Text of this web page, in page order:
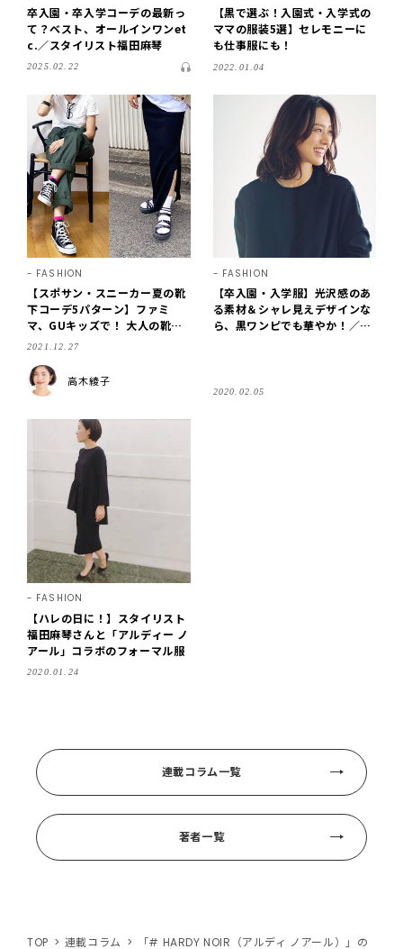
卒入園・卒入学コーデの最新っ
て？ベスト、オールインワンet
c.／スタイリスト福田麻琴
2025.02.22
【黒で選ぶ！入園式・入学式の
ママの服装5選】セレモニーに
も仕事服にも！
2022.01.04
FASHION
【スポサン・スニーカー夏の靴
下コーデ5パターン】ファミ
マ、GUキッズで！ 大人の靴下
見つけました
2021.12.27
高木綾子
FASHION
【卒入園・入学服】光沢感のあ
る素材＆シャレ見えデザインな
ら、黒ワンピでも華やか！／明
2020.02.05
FASHION
【ハレの日に！】スタイリスト
福田麻琴さんと「アルディー ノ
アール」コラボのフォーマル服
2020.01.24
連載コラム一覧
著者一覧
TOP 連載コラム 「# HARDY NOIR（アルディ ノアール）」の